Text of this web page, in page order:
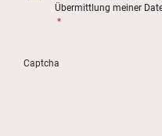
Übermittlung meiner
*
Captcha